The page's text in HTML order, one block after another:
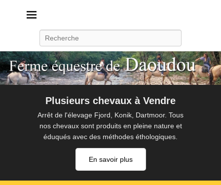
Plusieurs chevaux à Vendre
Arrêt de l'élevage Fjord, Konik, Dartmoor. Tous
nos chevaux sont produits en pleine nature et
éduqués avec des méthodes éthologiques.
En savoir plus